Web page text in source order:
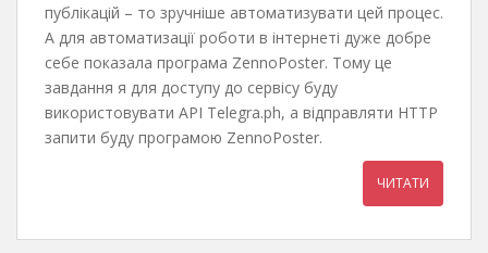
публікацій – то зручніше автоматизувати цей процес.
А для автоматизації роботи в інтернеті дуже добре
себе показала програма ZennoPoster. Тому це
завдання я для доступу до сервісу буду
використовувати API Telegra.ph, а відправляти HTTP
запити буду програмою ZennoPoster.
ЧИТАТИ